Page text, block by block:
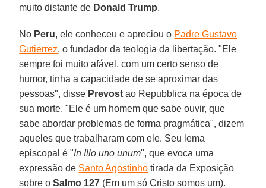
muito distante de Donald Trump.
No Peru, ele conheceu e apreciou o Padre Gustavo
Gutierrez, o fundador da teologia da libertação. "Ele
sempre foi muito afável, com um certo senso de
humor, tinha a capacidade de se aproximar das
pessoas", disse Prevost ao Repubblica na época de
sua morte. "Ele é um homem que sabe ouvir, que
sabe abordar problemas de forma pragmática", dizem
aqueles que trabalharam com ele. Seu lema
episcopal é "In Illo uno unum", que evoca uma
expressão de Santo Agostinho tirada da Exposição
sobre oSalmo 127 (Em um só Cristo somos um).